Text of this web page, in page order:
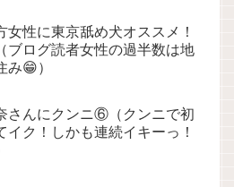
女性に東京舐め犬オススメ！
ログ読者女性の過半数は地
み😁）
さんにクンニ⑥（クンニで初
イク！しかも連続イキーっ！